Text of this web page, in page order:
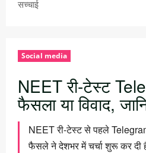
सच्चाई
Social media
NEET री-टेस्ट
फैसला या विवाद,
NEET री-टेस्ट से पहले
फैसले ने देशभर में चर्चा शुरू कर दी